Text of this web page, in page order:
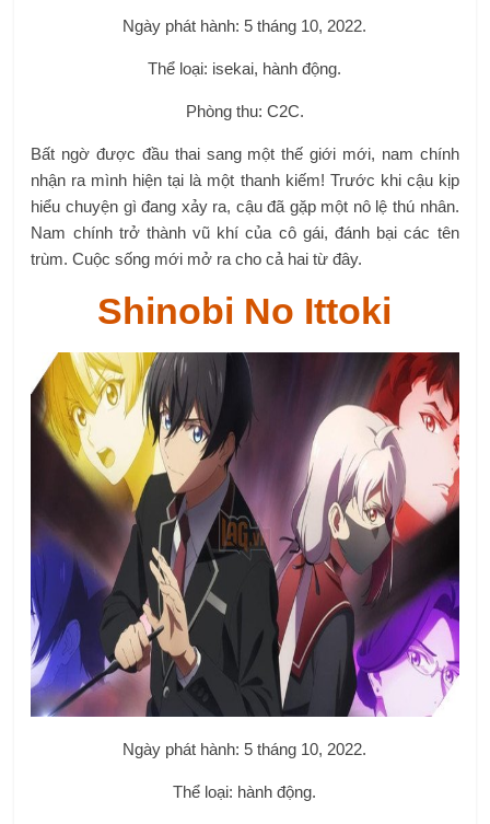
Ngày phát hành: 5 tháng 10, 2022.
Thể loại: isekai, hành động.
Phòng thu: C2C.
Bất ngờ được đầu thai sang một thế giới mới, nam chính
nhận ra mình hiện tại là một thanh kiếm! Trước khi cậu kịp
hiểu chuyện gì đang xảy ra, cậu đã gặp một nô lệ thú nhân.
Nam chính trở thành vũ khí của cô gái, đánh bại các tên
trùm. Cuộc sống mới mở ra cho cả hai từ đây.
Shinobi No Ittoki
Ngày phát hành: 5 tháng 10, 2022.
Thể loại: hành động.